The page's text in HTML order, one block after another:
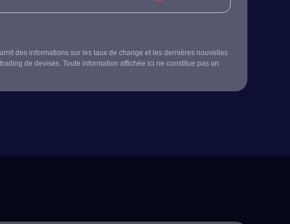
des informations sur les taux de change et les dernières nouvelles
de devises. Toute information affichée ici ne constitue pas un